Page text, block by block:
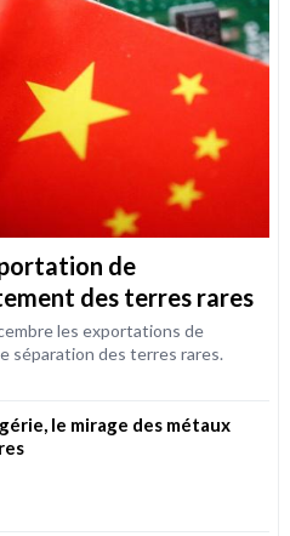
de
des terres rares
les exportations de
séparation des terres rares.
le mirage des métaux